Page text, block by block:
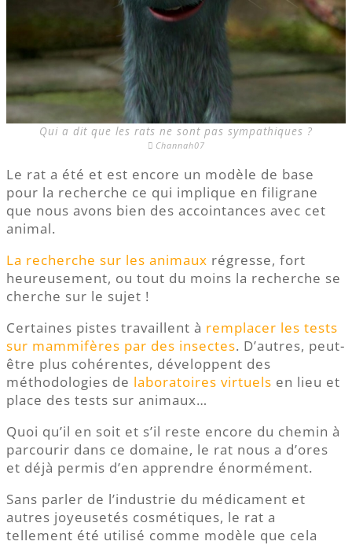
Qui a dit que les rats ne sont pas sympathiques ?
Channah07
Le rat a été et est encore un modèle de base
pour la recherche ce qui implique en filigrane
que nous avons bien des accointances avec cet
animal.
La recherche sur les animaux régresse, fort
heureusement, ou tout du moins la recherche se
cherche sur le sujet !
Certaines pistes travaillent à remplacer les tests
sur mammifères par des insectes. D’autres, peut-
être plus cohérentes, développent des
méthodologies de laboratoires virtuels en lieu et
place des tests sur animaux…
Quoi qu’il en soit et s’il reste encore du chemin à
parcourir dans ce domaine, le rat nous a d’ores
et déjà permis d’en apprendre énormément.
Sans parler de l’industrie du médicament et
autres joyeusetés cosmétiques, le rat a
tellement été utilisé comme modèle que cela